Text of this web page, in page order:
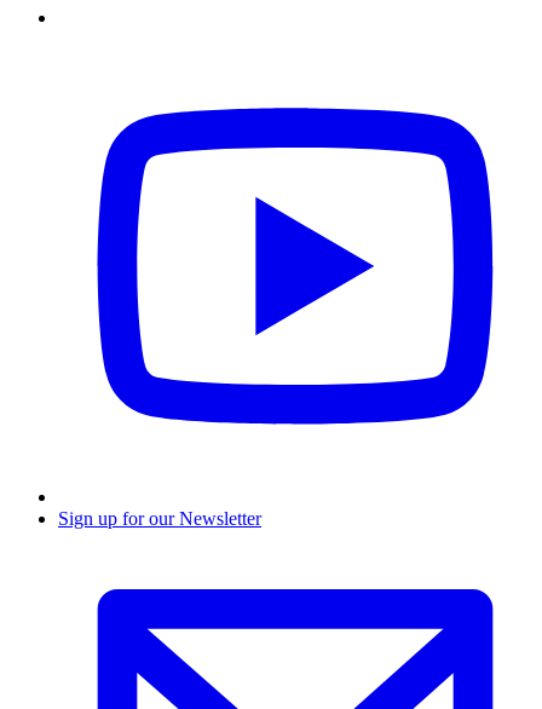
Sign up for our Newsletter